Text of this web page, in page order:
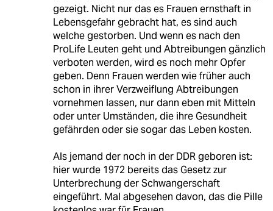
"Abtreibungsgegner:innen, konservative
Politiker:innen, christliche
Fundamentalist:innen, aber vermehrt auch
Rechtsradikale" diese Kombo verwundert mich
bei dem Thema nicht, denn wenn man in die
USA schaut und die dortige ProLife Bewegung,
dann setzt sie sich aus einer sehr ähnlichen
Klientel zusammen. Ich denke auch das die
amerikanische Bewegung, der Bewegung hier
in Deutschland/ Europa wieder neues Leben
neuen Gesetze der Republikaner für Folgen
hatten in den USA, hat sich leider auch schnell
gezeigt. Nicht nur das es Frauen ernsthaft in
Lebensgefahr gebracht hat, es sind auch
welche gestorben. Und wenn es nach den